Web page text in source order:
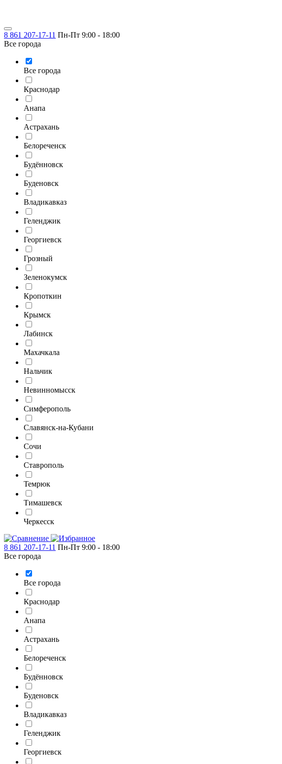
8 861 207-17-11 Пн-Пт 9:00 - 18:00
Все города
Все города
Краснодар
Анапа
Астрахань
Белореченск
Будённовск
Буденовск
Владикавказ
Геленджик
Георгиевск
Грозный
Зеленокумск
Кропоткин
Крымск
Лабинск
Махачкала
Нальчик
Невинномысск
Симферополь
Славянск-на-Кубани
Сочи
Ставрополь
Темрюк
Тимашевск
Черкесск
8 861 207-17-11 Пн-Пт 9:00 - 18:00
Все города
Все города
Краснодар
Анапа
Астрахань
Белореченск
Будённовск
Буденовск
Владикавказ
Геленджик
Георгиевск